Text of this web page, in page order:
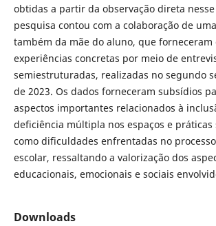
obtidas a partir da observação direta
pesquisa contou com a colaboração de
também da mãe do aluno, que forneceram
experiências concretas por meio de
semiestruturadas, realizadas no segundo
de 2023. Os dados forneceram subsídios
aspectos importantes relacionados à
deficiência múltipla nos espaços e práticas
como dificuldades enfrentadas no
escolar, ressaltando a valorização dos
educacionais, emocionais e sociais
Downloads